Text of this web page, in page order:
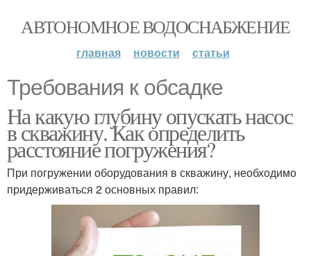
АВТОНОМНОЕ ВОДОСНАБЖЕНИЕ
главная новости статьи
Требования к обсадке
На какую глубину опускать насос
в скважину. Как определить
расстояние погружения?
При погружении оборудования в скважину, необходимо
придерживаться 2 основных правил: